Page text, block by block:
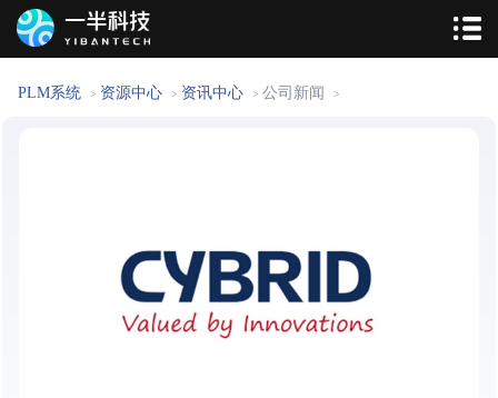
PLM系统 > 资源中心 > 资讯中心 > 公司新闻 >